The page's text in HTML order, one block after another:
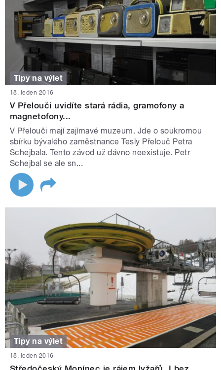
Tipy na výlet
18. leden 2016
V Přelouči uvidíte stará rádia, gramofony a
magnetofony...
V Přelouči mají zajímavé muzeum. Jde o soukromou
sbírku bývalého zaměstnance Tesly Přelouč Petra
Schejbala. Tento závod už dávno neexistuje. Petr
Schejbal se ale sn...
Tipy na výlet
18. leden 2016